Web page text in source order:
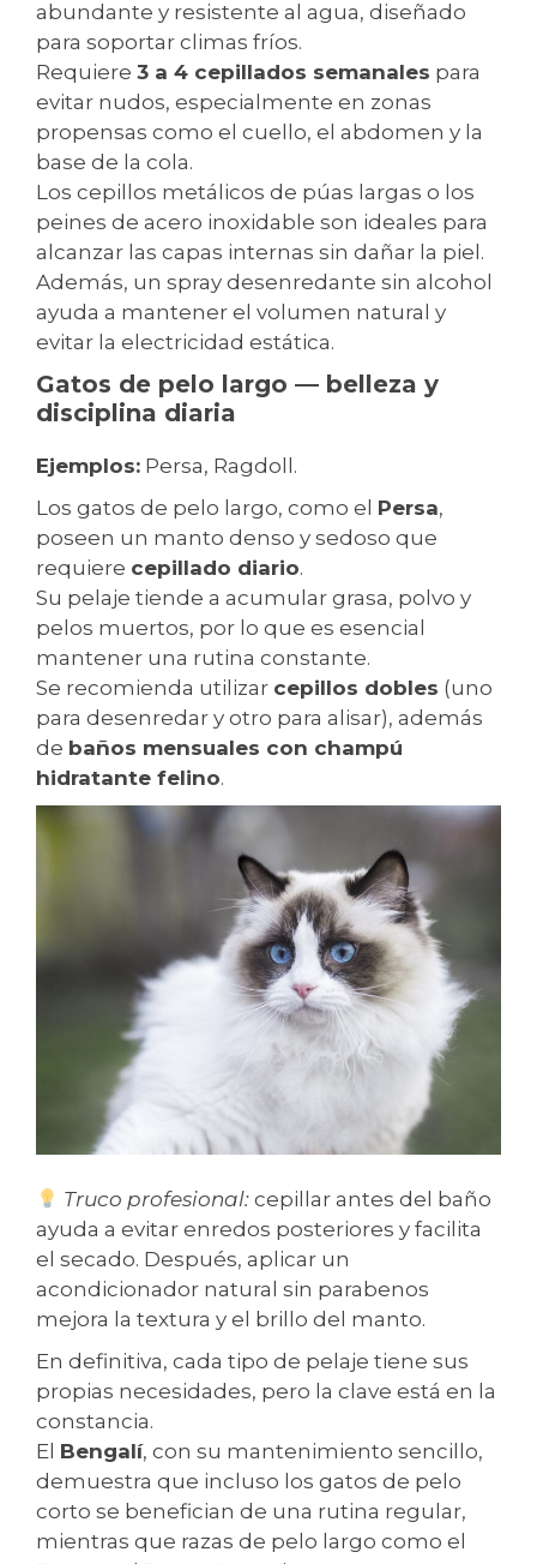
abundante y resistente al agua, diseñado
para soportar climas fríos.
Requiere 3 a 4 cepillados semanales para
evitar nudos, especialmente en zonas
propensas como el cuello, el abdomen y la
base de la cola.
Los cepillos metálicos de púas largas o los
peines de acero inoxidable son ideales para
alcanzar las capas internas sin dañar la piel.
Además, un spray desenredante sin alcohol
ayuda a mantener el volumen natural y
evitar la electricidad estática.
Gatos de pelo largo — belleza y
disciplina diaria
Ejemplos: Persa, Ragdoll.
Los gatos de pelo largo, como el Persa,
poseen un manto denso y sedoso que
requiere cepillado diario.
Su pelaje tiende a acumular grasa, polvo y
pelos muertos, por lo que es esencial
mantener una rutina constante.
Se recomienda utilizar cepillos dobles (uno
para desenredar y otro para alisar), además
de baños mensuales con champú
hidratante felino.
Truco profesional: cepillar antes del baño
ayuda a evitar enredos posteriores y facilita
el secado. Después, aplicar un
acondicionador natural sin parabenos
mejora la textura y el brillo del manto.
En definitiva, cada tipo de pelaje tiene sus
propias necesidades, pero la clave está en la
constancia.
El Bengalí, con su mantenimiento sencillo,
demuestra que incluso los gatos de pelo
corto se benefician de una rutina regular,
mientras que razas de pelo largo como el